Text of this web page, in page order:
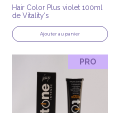
Hair Color Plus violet 100ml
de Vitality's
Ajouter au panier
PRO